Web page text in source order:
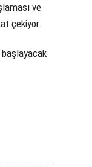
ve
çekiyor.
başlayacak